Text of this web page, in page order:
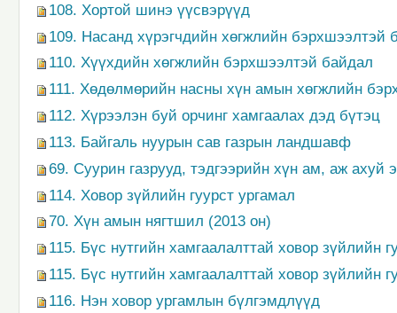
108. Хортой шинэ үүсвэрүүд
109. Насанд хүрэгчдийн хөгжлийн бэрхшээлтэй
110. Хүүхдийн хөгжлийн бэрхшээлтэй байдал
111. Хөдөлмөрийн насны хүн амын хөгжлийн
112. Хүрээлэн буй орчинг хамгаалах дэд бүтэц
113. Байгаль нуурын сав газрын ландшавф
69. Суурин газрууд, тэдгээрийн хүн ам, аж ахуй
114. Ховор зүйлийн гуурст ургамал
70. Хүн амын нягтшил (2013 он)
115. Бүс нутгийн хамгаалалттай ховор зүйлийн
115. Бүс нутгийн хамгаалалттай ховор зүйлийн
116. Нэн ховор ургамлын бүлгэмдлүүд